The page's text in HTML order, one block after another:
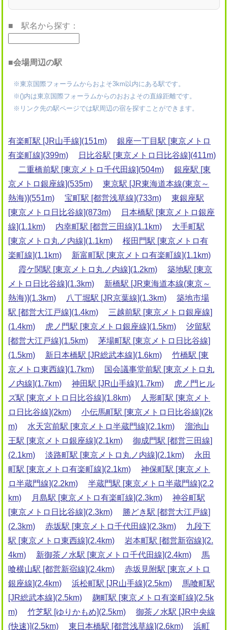
■ 駅名から探す：
■会場周辺の駅
※東京国際フォーラムからおよそ3km以内にある駅です。
※()内は東京国際フォーラムからのおおよその直線距離です。
※リンク先の駅ページでは駅周辺の宿を探すことができます。
有楽町駅 [JR山手線](151m)
銀座一丁目駅 [東京メトロ
有楽町線](399m)
日比谷駅 [東京メトロ日比谷線](411m)
二重橋前駅 [東京メトロ千代田線](504m)
銀座駅 [東
京メトロ銀座線](535m)
東京駅 [JR東海道本線(東京～
熱海)](551m)
宝町駅 [都営浅草線](733m)
東銀座駅
[東京メトロ日比谷線](873m)
日本橋駅 [東京メトロ銀座
線](1.1km)
内幸町駅 [都営三田線](1.1km)
大手町駅
[東京メトロ丸ノ内線](1.1km)
桜田門駅 [東京メトロ有
楽町線](1.1km)
新富町駅 [東京メトロ有楽町線](1.1km)
霞ケ関駅 [東京メトロ丸ノ内線](1.2km)
築地駅 [東京
メトロ日比谷線](1.3km)
新橋駅 [JR東海道本線(東京～
熱海)](1.3km)
八丁堀駅 [JR京葉線](1.3km)
築地市場
駅 [都営大江戸線](1.4km)
三越前駅 [東京メトロ銀座線]
(1.4km)
虎ノ門駅 [東京メトロ銀座線](1.5km)
汐留駅
[都営大江戸線](1.5km)
茅場町駅 [東京メトロ日比谷線]
(1.5km)
新日本橋駅 [JR総武本線](1.6km)
竹橋駅 [東
京メトロ東西線](1.7km)
国会議事堂前駅 [東京メトロ丸
ノ内線](1.7km)
神田駅 [JR山手線](1.7km)
虎ノ門ヒル
ズ駅 [東京メトロ日比谷線](1.8km)
人形町駅 [東京メト
ロ日比谷線](2km)
小伝馬町駅 [東京メトロ日比谷線](2k
m)
水天宮前駅 [東京メトロ半蔵門線](2.1km)
溜池山
王駅 [東京メトロ銀座線](2.1km)
御成門駅 [都営三田線]
(2.1km)
淡路町駅 [東京メトロ丸ノ内線](2.1km)
永田
町駅 [東京メトロ有楽町線](2.1km)
神保町駅 [東京メト
ロ半蔵門線](2.2km)
半蔵門駅 [東京メトロ半蔵門線](2.2
km)
月島駅 [東京メトロ有楽町線](2.3km)
神谷町駅
[東京メトロ日比谷線](2.3km)
勝どき駅 [都営大江戸線]
(2.3km)
赤坂駅 [東京メトロ千代田線](2.3km)
九段下
駅 [東京メトロ東西線](2.4km)
岩本町駅 [都営新宿線](2.
4km)
新御茶ノ水駅 [東京メトロ千代田線](2.4km)
馬
喰横山駅 [都営新宿線](2.4km)
赤坂見附駅 [東京メトロ
銀座線](2.4km)
浜松町駅 [JR山手線](2.5km)
馬喰町駅
[JR総武本線](2.5km)
麹町駅 [東京メトロ有楽町線](2.5k
m)
竹芝駅 [ゆりかもめ](2.5km)
御茶ノ水駅 [JR中央線
(快速)](2.5km)
東日本橋駅 [都営浅草線](2.6km) 浜町